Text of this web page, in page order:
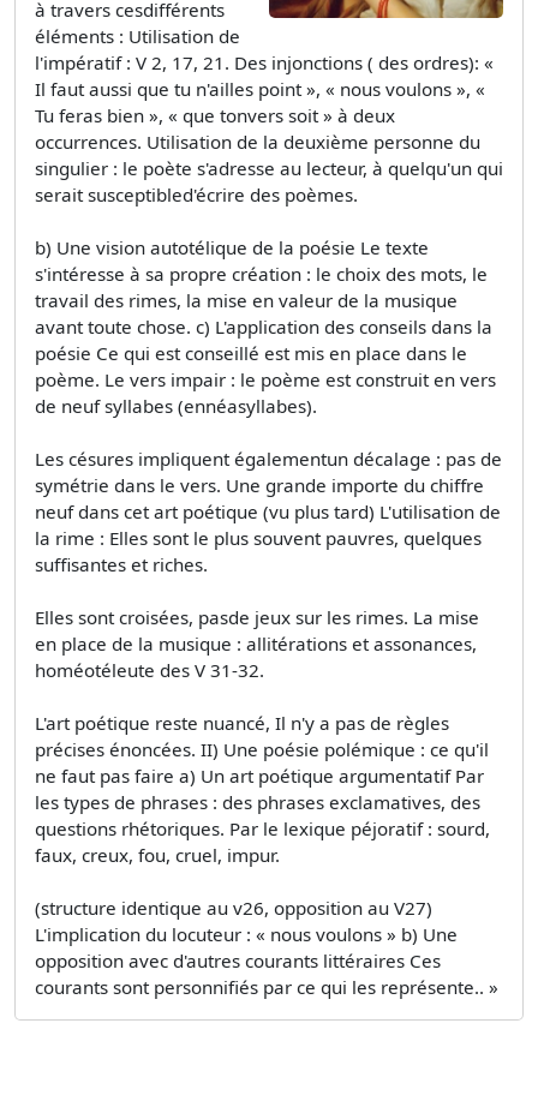
à travers cesdifférents
éléments : Utilisation de
l'impératif : V 2, 17, 21. Des injonctions ( des ordres): «
Il faut aussi que tu n'ailles point », « nous voulons », «
Tu feras bien », « que tonvers soit » à deux
occurrences. Utilisation de la deuxième personne du
singulier : le poète s'adresse au lecteur, à quelqu'un qui
serait susceptibled'écrire des poèmes.
b) Une vision autotélique de la poésie Le texte
s'intéresse à sa propre création : le choix des mots, le
travail des rimes, la mise en valeur de la musique
avant toute chose. c) L'application des conseils dans la
poésie Ce qui est conseillé est mis en place dans le
poème. Le vers impair : le poème est construit en vers
de neuf syllabes (ennéasyllabes).
Les césures impliquent égalementun décalage : pas de
symétrie dans le vers. Une grande importe du chiffre
neuf dans cet art poétique (vu plus tard) L'utilisation de
la rime : Elles sont le plus souvent pauvres, quelques
suffisantes et riches.
Elles sont croisées, pasde jeux sur les rimes. La mise
en place de la musique : allitérations et assonances,
homéotéleute des V 31-32.
L'art poétique reste nuancé, Il n'y a pas de règles
précises énoncées. II) Une poésie polémique : ce qu'il
ne faut pas faire a) Un art poétique argumentatif Par
les types de phrases : des phrases exclamatives, des
questions rhétoriques. Par le lexique péjoratif : sourd,
faux, creux, fou, cruel, impur.
(structure identique au v26, opposition au V27)
L'implication du locuteur : « nous voulons » b) Une
opposition avec d'autres courants littéraires Ces
courants sont personnifiés par ce qui les représente.. »